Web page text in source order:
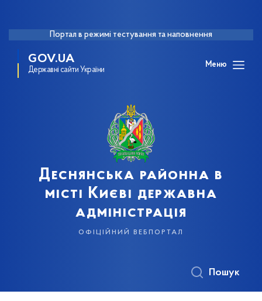
Портал в режимі тестування та наповнення
GOV.UA
Державні сайти України
Меню
Деснянська районна в
місті Києві державна
адміністрація
офіційний вебпортал
Пошук